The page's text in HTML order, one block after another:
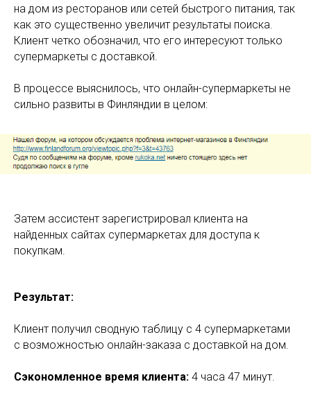
на дом из ресторанов или сетей быстрого питания, так
как это существенно увеличит результаты поиска.
Клиент четко обозначил, что его интересуют только
супермаркеты с доставкой.
В процессе выяснилось, что онлайн-супермаркеты не
сильно развиты в Финляндии в целом:
Затем ассистент зарегистрировал клиента на
найденных сайтах супермаркетах для доступа к
покупкам.
Результат:
Клиент получил сводную таблицу с 4 супермаркетами
с возможностью онлайн-заказа с доставкой на дом.
Сэкономленное время клиента: 4 часа 47 минут.